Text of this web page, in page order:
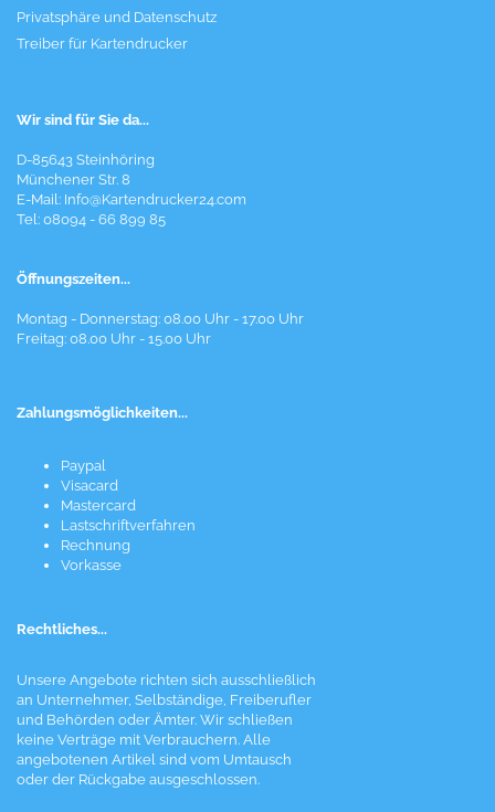
Privatsphäre und Datenschutz
Treiber für Kartendrucker
Wir sind für Sie da...
D-85643 Steinhöring
Münchener Str. 8
E-Mail: Info@Kartendrucker24.com
Tel: 08094 - 66 899 85
Öffnungszeiten...
Montag - Donnerstag: 08.00 Uhr - 17.00 Uhr
Freitag: 08.00 Uhr - 15.00 Uhr
Zahlungsmöglichkeiten...
Paypal
Visacard
Mastercard
Lastschriftverfahren
Rechnung
Vorkasse
Rechtliches...
Unsere Angebote richten sich ausschließlich
an Unternehmer, Selbständige, Freiberufler
und Behörden oder Ämter. Wir schließen
keine Verträge mit Verbrauchern. Alle
angebotenen Artikel sind vom Umtausch
oder der Rückgabe ausgeschlossen.